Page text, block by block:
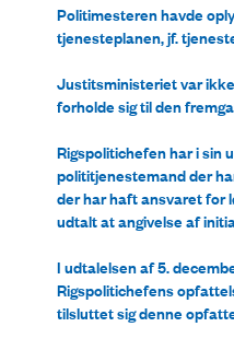
Politimesteren havde
tjenesteplanen, jf.
Justitsministeriet var
forholde sig til den
Rigspolitichefen har i sin
polititjenestemand der
der har haft ansvaret for
udtalt at angivelse af
I udtalelsen af 5.
Rigspolitichefens
tilsluttet sig denne